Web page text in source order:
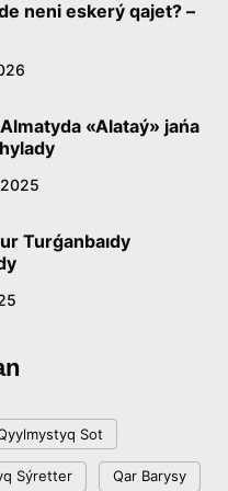
kózqarastarynyń
kómekshisi me,
kóliniń jaı-kúıine
neni eskerý qajet? –
«Alataý» jańa
Turǵanbaıdy
Sot
Sýretter Qar Barysy